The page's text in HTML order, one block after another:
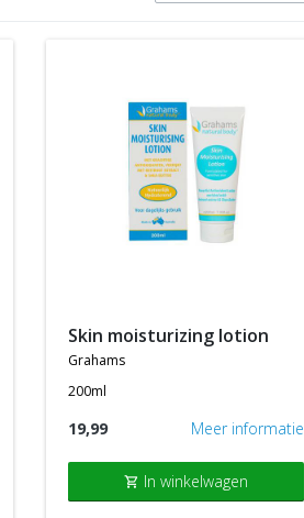
skin moisturizing lotion
grahams
200ml
19,99 Meer informatie
shopping_cart In winkelwagen